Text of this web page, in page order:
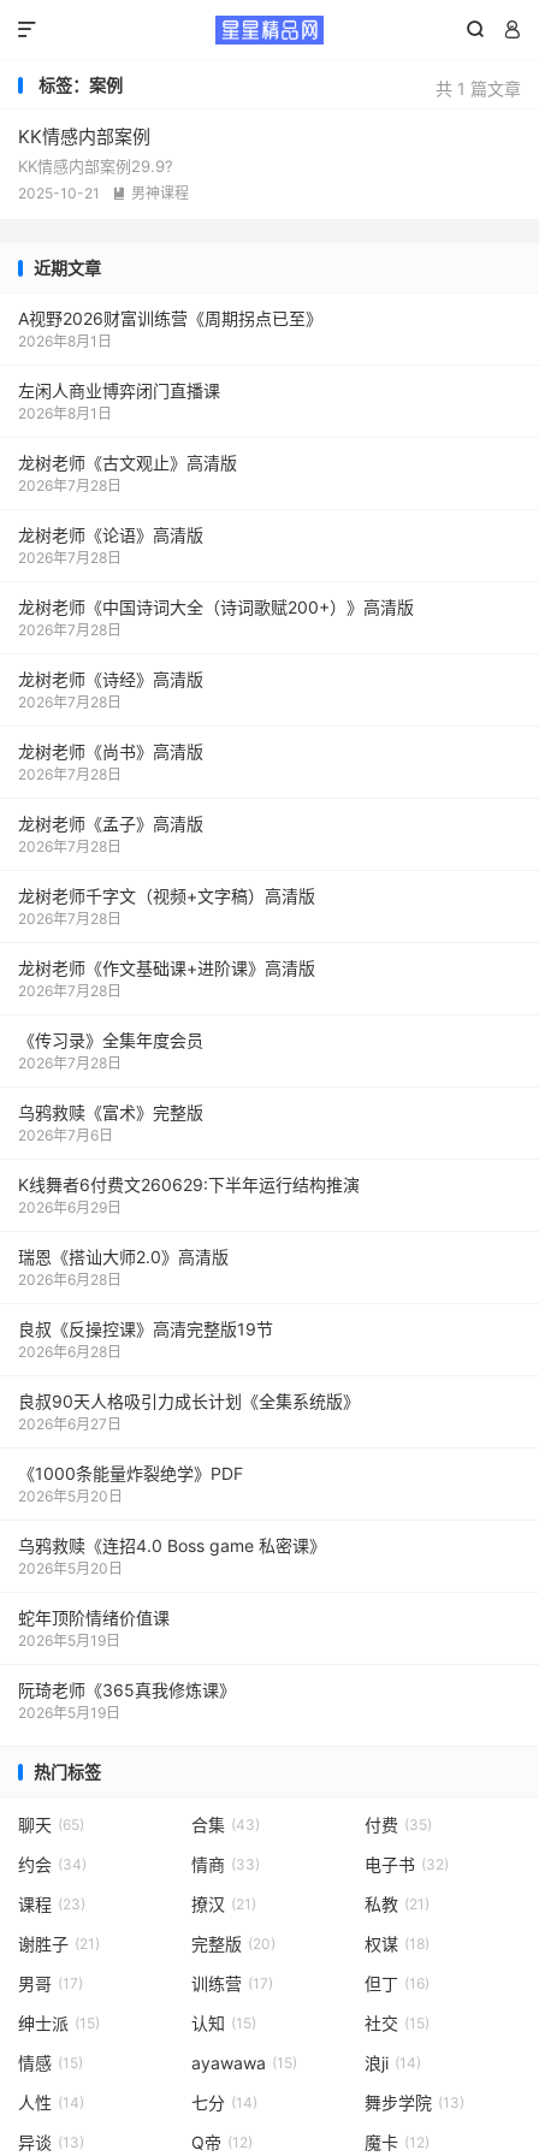
 

共 1 篇文章
标签：案例
KK情感内部案例
KK情感内部案例29.9?
2025-10-21  男神课程
近期文章
A视野2026财富训练营《周期拐点已至》
2026年8月1日
左闲人商业博弈闭门直播课
2026年8月1日
龙树老师《古文观止》高清版
2026年7月28日
龙树老师《论语》高清版
2026年7月28日
龙树老师《中国诗词大全（诗词歌赋200+）》高清版
2026年7月28日
龙树老师《诗经》高清版
2026年7月28日
龙树老师《尚书》高清版
2026年7月28日
龙树老师《孟子》高清版
2026年7月28日
龙树老师千字文（视频+文字稿）高清版
2026年7月28日
龙树老师《作文基础课+进阶课》高清版
2026年7月28日
《传习录》全集年度会员
2026年7月28日
乌鸦救赎《富术》完整版
2026年7月6日
K线舞者6付费文260629:下半年运行结构推演
2026年6月29日
瑞恩《搭讪大师2.0》高清版
2026年6月28日
良叔《反操控课》高清完整版19节
2026年6月28日
良叔90天人格吸引力成长计划《全集系统版》
2026年6月27日
《1000‮能条‬‎量‮裂炸‬‎绝学》PDF
2026年5月20日
乌鸦救赎《连招4.0 Boss game 私密课》
2026年5月20日
蛇年顶阶情绪价值课
2026年5月19日
阮琦老师《365真我修炼课》
2026年5月19日
热门标签
聊天 (65) 合集 (43) 付费 (35)
约会 (34) 情商 (33) 电子书 (32)
课程 (23) 撩汉 (21) 私教 (21)
谢胜子 (21) 完整版 (20) 权谋 (18)
男哥 (17) 训练营 (17) 但丁 (16)
绅士派 (15) 认知 (15) 社交 (15)
情感 (15) ayawawa (15) 浪ji (14)
人性 (14) 七分 (14) 舞步学院 (13)
异谈 (13) Q帝 (12) 魔卡 (12)